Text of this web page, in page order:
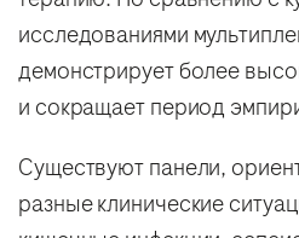
исследованиями
демонстрирует более
и сокращает период
Существуют панели,
разные клинические